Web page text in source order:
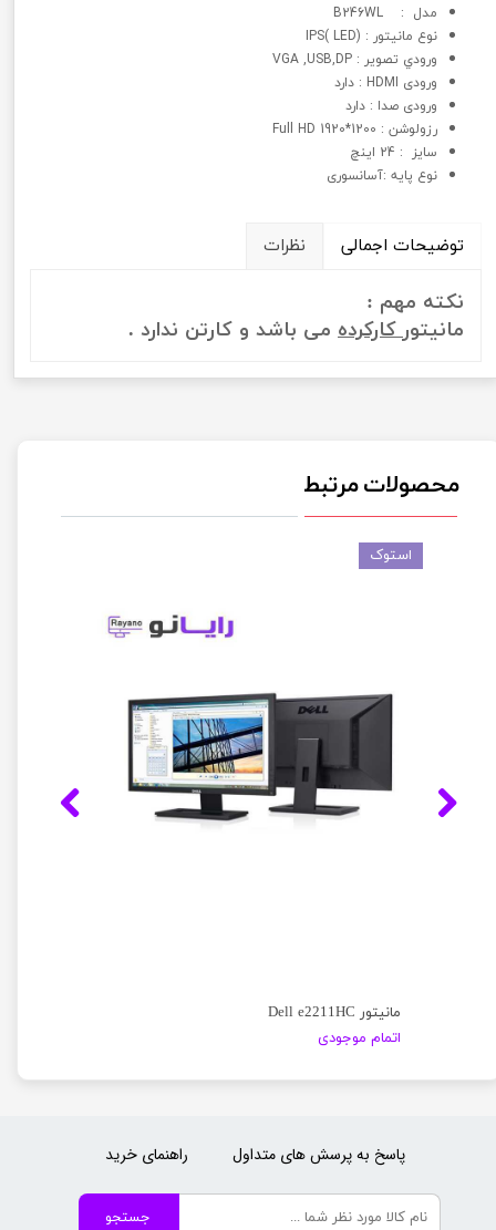
مدل : B246WL
نوع مانيتور : (LED )IPS
ورودي تصوير : VGA ,USB,DP
ورودی HDMI : دارد
ورودی صدا : دارد
رزولوشن : 1200*1920 Full HD
سايز : 24 اینچ
نوع پايه :آسانسوری
توضیحات اجمالی نظرات
نکته مهم :
مانیتورکارکرده می باشد و کارتن ندارد .
محصولات مرتبط
مانیتور Dell e2211HC
اتمام موجودی
استوک
جستجو
راهنمای خرید پاسخ به پرسش های متداول